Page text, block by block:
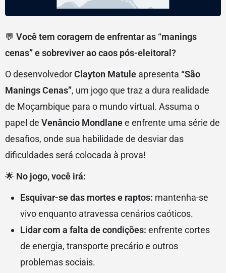
💬 Você tem coragem de enfrentar as “manings
cenas” e sobreviver ao caos pós-eleitoral?
O desenvolvedorClayton Matule apresenta “São
Manings Cenas”, um jogo que traz a dura realidade
de Moçambique para o mundo virtual. Assuma o
papel de Venâncio Mondlanee enfrente uma série de
desafios, onde sua habilidade de desviar das
dificuldades será colocada à prova!
🌟 No jogo, você irá:
Esquivar-se das mortes e raptos: mantenha-se
vivo enquanto atravessa cenários caóticos.
Lidar com a falta de condições: enfrente cortes
de energia, transporte precário e outros
problemas sociais.